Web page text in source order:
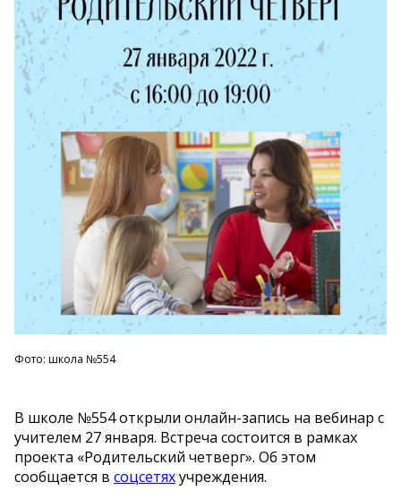
Фото: школа №554
В школе №554 открыли онлайн-запись на вебинар с
учителем 27 января. Встреча состоится в рамках
проекта «Родительский четверг». Об этом
сообщается в соцсетяхучреждения.